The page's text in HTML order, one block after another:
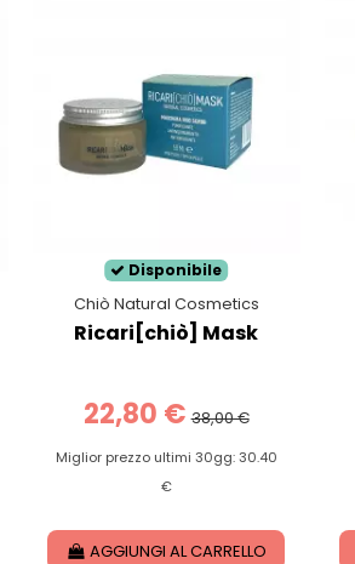
Disponibile
Chiò Natural Cosmetics
Ricari[chiò] Mask
22,80 € 38,00 €
Miglior prezzo ultimi 30gg: 30.40
€
AGGIUNGI AL CARRELLO